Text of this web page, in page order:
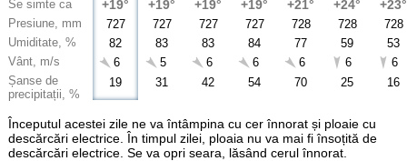
Se simte ca
Presiune, mm
Umiditate, %
Vânt, m/s
Șanse de
precipitații, %
+19°
727
82
6
19
+19°
727
83
5
31
+19°
727
83
6
42
+19°
727
84
6
54
+21°
728
77
6
70
+24°
728
59
6
25
+23°
728
53
6
16
Începutul acestei zile ne va întâmpina cu cer înnorat și ploaie cu
descărcări electrice. În timpul zilei, ploaia nu va mai fi însoțită de
descărcări electrice. Se va opri seara, lăsând cerul înnorat.